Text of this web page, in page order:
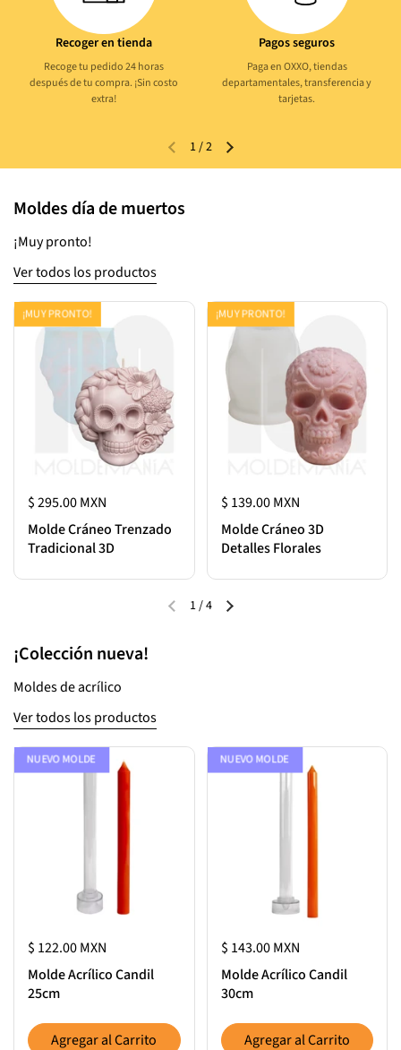
Recoger en tienda
Recoge tu pedido 24 horas
después de tu compra. ¡Sin costo
extra!
Pagos seguros
Paga en OXXO, tiendas
departamentales, transferencia y
tarjetas.
1/2
Moldes día de muertos
¡Muy pronto!
Ver todos los productos
¡MUY PRONTO!
$ 295.00 MXN
Molde Cráneo Trenzado
Tradicional 3D
¡MUY PRONTO!
$ 139.00 MXN
Molde Cráneo 3D
Detalles Florales
1/4
¡Colección nueva!
Moldes de acrílico
Ver todos los productos
NUEVO MOLDE
$ 122.00 MXN
Molde Acrílico Candil
25cm
Agregar al Carrito
NUEVO MOLDE
$ 143.00 MXN
Molde Acrílico Candil
30cm
Agregar al Carrito